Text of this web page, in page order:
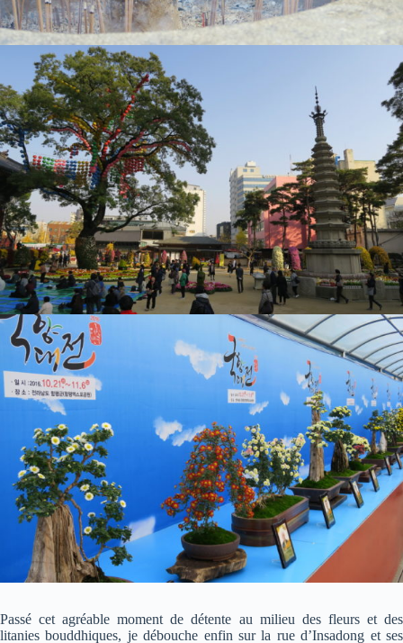
Passé cet agréable moment de détente au milieu des fleurs et des
litanies bouddhiques, je débouche enfin sur la rue d’Insadong et ses